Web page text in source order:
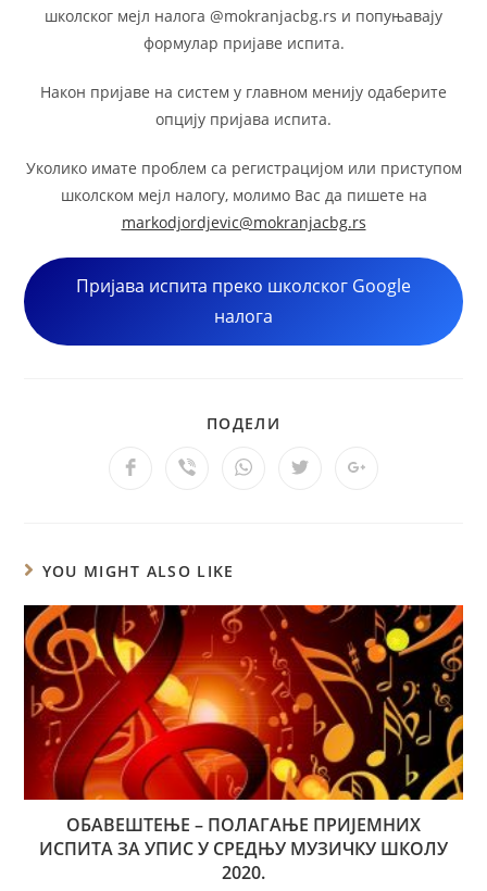
школског мејл налога @mokranjacbg.rs и попуњавају
формулар пријаве испита.
Након пријаве на систем у главном менију одаберите
oпцију пријава испита.
Уколико имате проблем са регистрацијом или приступом
школском мејл налогу, молимо Вас да пишете на
markodjordjevic@mokranjacbg.rs
Пријава испита преко школског Google
налога
ПОДЕЛИ
YOU MIGHT ALSO LIKE
ОБАВЕШТЕЊЕ – ПОЛАГАЊЕ ПРИЈЕМНИХ
ИСПИТА ЗА УПИС У СРЕДЊУ МУЗИЧКУ ШКОЛУ
2020.